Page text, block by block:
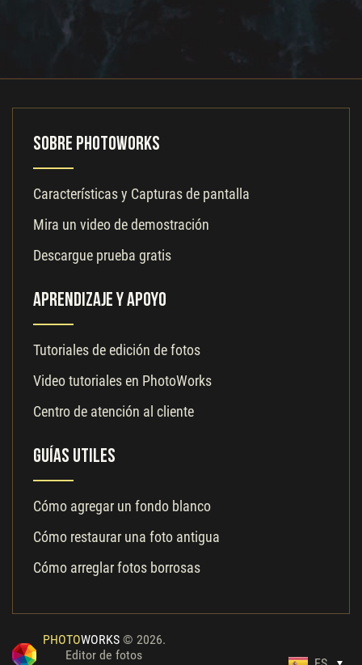
Sobre PhotoWorks
Características y Capturas de pantalla
Mira un video de demostración
Descargue prueba gratis
Aprendizaje y apoyo
Tutoriales de edición de fotos
Video tutoriales en PhotoWorks
Centro de atención al cliente
Guías utiles
Cómo agregar un fondo blanco
Cómo restaurar una foto antigua
Cómo arreglar fotos borrosas
PHOTOWORKS© 2026.
Editor de fotos